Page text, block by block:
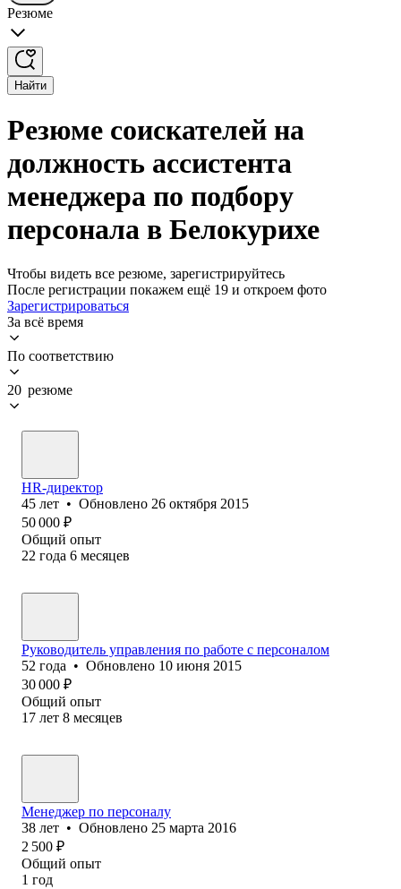
Резюме
Найти
Резюме соискателей на
должность ассистента
менеджера по подбору
персонала в Белокурихе
Чтобы видеть все резюме, зарегистрируйтесь
После регистрации покажем ещё 19 и откроем фото
Зарегистрироваться
За всё время
По соответствию
20 резюме
HR-директор
45 лет • Обновлено 26 октября 2015
50 000 ₽
Общий опыт
22 года 6 месяцев
Руководитель управления по работе с персоналом
52 года • Обновлено 10 июня 2015
30 000 ₽
Общий опыт
17 лет 8 месяцев
Менеджер по персоналу
38 лет • Обновлено 25 марта 2016
2 500 ₽
Общий опыт
1 год